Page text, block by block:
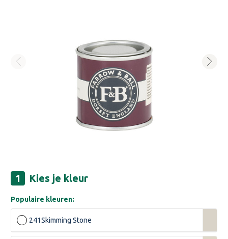
Kies je kleur
Populaire kleuren:
241Skimming Stone